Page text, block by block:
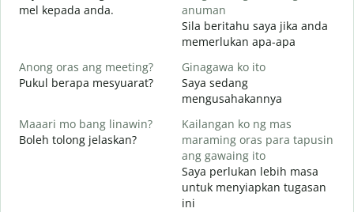
mel kepada anda.
anuman
Sila beritahu saya jika anda
memerlukan apa-apa
Anong oras ang meeting?
Pukul berapa mesyuarat?
Ginagawa ko ito
Saya sedang
mengusahakannya
Maaari mo bang linawin?
Boleh tolong jelaskan?
Kailangan ko ng mas
maraming oras para tapusin
ang gawaing ito
Saya perlukan lebih masa
untuk menyiapkan tugasan
ini